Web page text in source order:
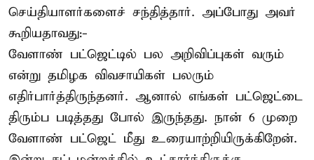
செய்தியாளர்களைச் சந்தித்தார். அப்போது அவர்
கூறியதாவது:-
வேளாண் பட்ஜெட்டில் பல அறிவிப்புகள் வரும்
என்று தமிழக விவசாயிகள் பலரும்
எதிர்பார்த்திருந்தனர். ஆனால் எங்கள் பட்ஜெட்டை
திரும்ப படித்தது போல் இருந்தது. நான் 6 முறை
வேளாண் பட்ஜெட் மீது உரையாற்றியிருக்கிறேன்.